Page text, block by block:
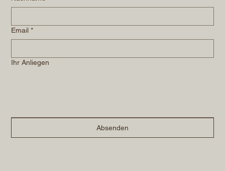
Email *
Ihr Anliegen
Absenden